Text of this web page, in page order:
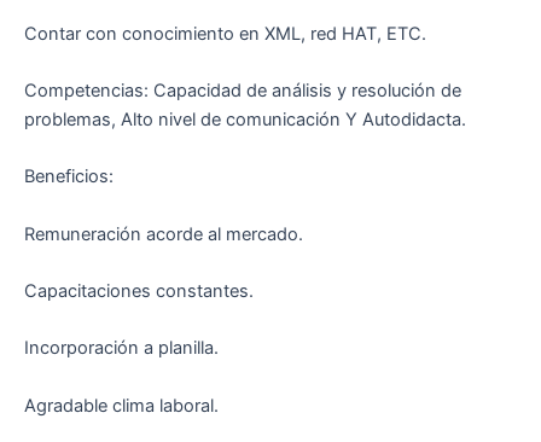
Contar con conocimiento en XML, red HAT, ETC.
Competencias: Capacidad de análisis y resolución de
problemas, Alto nivel de comunicación Y Autodidacta.
Beneficios:
Remuneración acorde al mercado.
Capacitaciones constantes.
Incorporación a planilla.
Agradable clima laboral.